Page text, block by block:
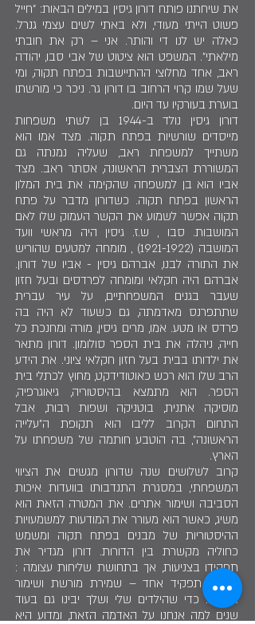
את שיחתנו פותח דורון גיסין במילים הבאות: "חייל
פשוט הייתי מעודי, ולא באתי לשים עצמי גנרל.
כאלה יש לנו די והותר. אני – רק את חובתי
מילאתי". המשפט הוא ציטוט של אבי סבו, יהודה
ראב, אחד מחלוצי ההתיישבות בפתח תקוה, ומי
שעל שמו קרוי הרחוב בו דורון גר. ניכר כי מורשתו
בוערת בעורקיו עד היום.
דורון גיסין נולד ב-1944 בן לשתי משפחות
מייסדים שורשיות בפתח תקוה. מצד אמו הוא
משתייך למשפחת ראב, שעליה נמנתה גם
המשוררת הצברית הראשונה, אסתר ראב. מצד
אביו הוא בן למשפחה שהקימה את בית המלון
הראשון בפתח תקוה. כשדורון מדבר על פתח
תקוה אפשר לשמוע את הקשר העמוק שלו לאם
המושבות. סבו , ש.ז. גיסין היה מראשי וועד
המושבה (1921-1922) , מומחה למטעים שהוריש
את התורה לבנו, אברהם גיסין - אביו של דורון.
אברהם היה חקלאי ומומחה לפרדסים ובעל חזון
שעבר בגנים המשפחתיים, על עיר עברית
שתתפרנס מאדמתה, גם כשעוד לא היה בה
פרדס או מטע. אמו, מרים גיסין, מורה ומחנכת כל
חייה, ניהלה את בית הספר סולומון. דורון מתאר
את ילדותו בבית בעל חזון חקלאי ציוני. את הידע
הרב שלו הוא רכש כאוטודידקט, מחוץ לכתלי בית
הספר. הוא מתמצא בהיסטוריה, גיאוגרפיה,
מוסיקה אתנית, בוטניקה ושפות רבות, אבל
התחום הקרוב לליבו הוא תקופת ה"עלייה
הראשונה", בה הוטבע חותמה של משפחתו על
הארץ.
קרוב לשלושים שנה שדורון מגשים את הציווי
המשפחתי, במסגרת התנדבותו בוועדות איכות
הסביבה ושימור אתרים. את המטרה הזאת הוא
משיג, כאשר הוא מעורר את המודעות למשמעויות
ההיסטוריות של מבנים בפתח תקוה ומשמש
כחוליה מקשרת בין הדורות. דורון מגדיר את
תפקידו בצניעות, אך בתחושת שליחות עצומה :
"לי יש תפקיד אחד – שמירת מורשת ושימור
אתרים. כדי שהילדים שלי ושלך יבינו גם בעוד
שנים למה אנחנו על האדמה הזאת, ומדוע היא